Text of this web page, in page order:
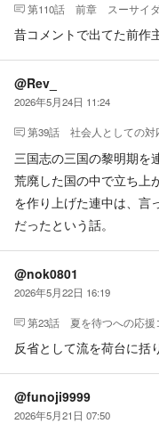
第110話 前章 スーサイ
昔コメントで出てた前作
@Rev_
2026年5月24日 11:24
第39話 社会人としての対
三国志の三国の黎明期を
荒廃した国の中で立ち上
を作り上げた連中は、言
だったという話。
@nok0801
2026年5月22日 16:19
第23話 夏を待つへの応援
反省として流を荷台に
@funoji9999
2026年5月21日 07:50